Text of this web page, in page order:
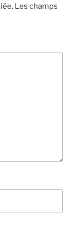
Les champs